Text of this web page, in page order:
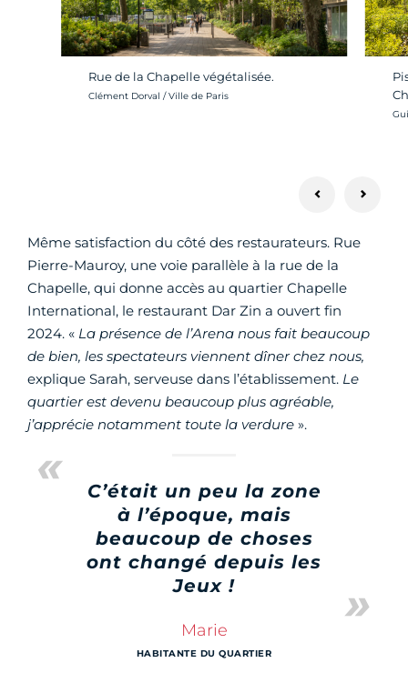
Rue de la Chapelle végétalisée.
Crédit photo :
Clément Dorval / Ville de Paris
Même satisfaction du côté des restaurateurs. Rue
Pierre-Mauroy, une voie parallèle à la rue de la
Chapelle, qui donne accès au quartier Chapelle
International, le restaurant Dar Zin a ouvert fin
2024. « La présence de l’Arena nous fait beaucoup
de bien, les spectateurs viennent dîner chez nous,
explique Sarah, serveuse dans l’établissement. Le
quartier est devenu beaucoup plus agréable,
j’apprécie notamment toute la verdure ».
C’était un peu la zone
à l’époque, mais
beaucoup de choses
ont changé depuis les
Jeux !
Marie
HABITANTE DU QUARTIER